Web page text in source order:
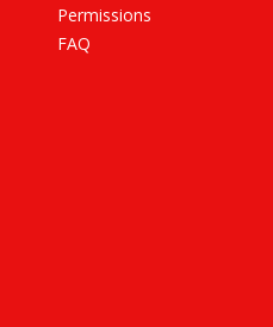
Permissions
FAQ